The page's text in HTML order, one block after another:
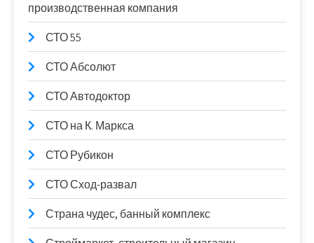
производственная компания
СТО 55
СТО Абсолют
СТО Автодоктор
СТО на К. Маркса
СТО Рубикон
СТО Сход-развал
Страна чудес, банный комплекс